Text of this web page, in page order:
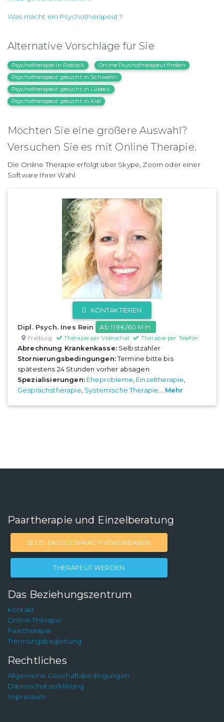
Was macht ein Psychotherapeut?
Alternative Vorschläge für Sie
Psychotherapie in Rostock
Online Psychotherapeut finden
Psychotherapeut gesucht in Schwerin
Psychotherapeut gesucht in Lübeck
Psychotherapeut gesucht in Kiel
Möchten Sie eine größere Auswahl?
Versuchen Sie es mit Online Therapie.
Die Online Therapie erfolgt über Skype, Zoom oder einer
Software Ihrer Wahl.
KONTAKTIEREN
Dipl. Psych. Ines Rein Ab 119€/60 Min.
Freiburg Therapie per Videochat Therapie per Telefon
Abrechnung Krankenkasse:Selbstzahler
Stornierungsbedingungen:Termine bitte bis
spätestens 24 Stunden vorher absagen
Spezialisierungen: Eheprobleme Einzeltherapie
Gesprächstherapie Systemische Therapie Mehr
Paartherapie und Einzelberatung
JETZT ERSTGESPRÄCH VEREINBAREN
THERAPEUT WERDEN
Das Beziehungszentrum
Kontakt
Online Therapie
Paartherapie
Trennungsbegleitung
Rechtliches
Allgemeine Geschäftsbedingungen
Datenschutzerklärung
Impressum